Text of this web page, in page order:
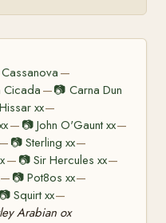
—
Cicada—📷 Carna Dun
xx—
— 📷 John O'Gaunt xx—
— 📷 Sterling xx—
— 📷 Sir Hercules xx—
— 📷 Pot8os xx—
📷 Squirt xx—
Arabian ox